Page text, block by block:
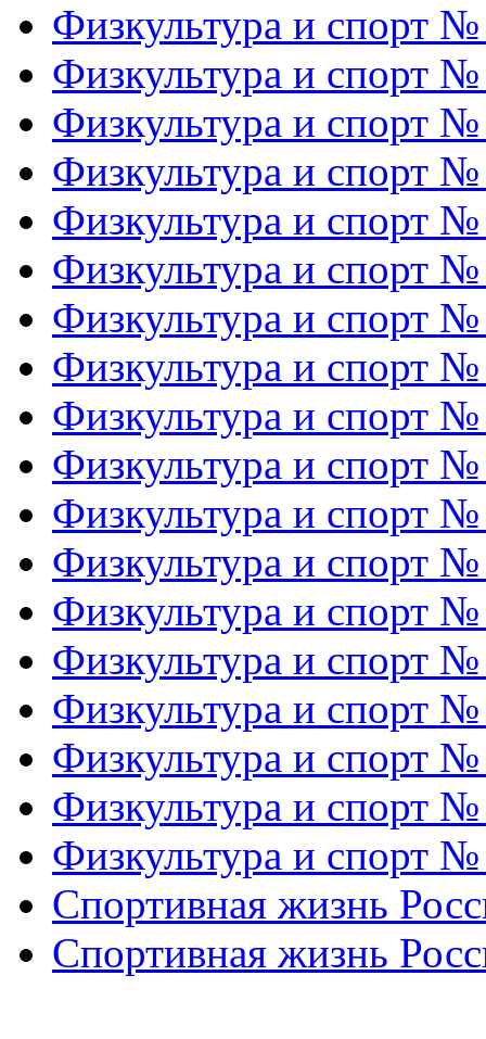
Физкультура и спорт
Физкультура и спорт
Физкультура и спорт
Физкультура и спорт
Физкультура и спорт
Физкультура и спорт
Физкультура и спорт
Физкультура и спорт
Физкультура и спорт
Физкультура и спорт
Физкультура и спорт
Физкультура и спорт
Физкультура и спорт
Физкультура и спорт
Физкультура и спорт
Физкультура и спорт
Физкультура и спорт
Физкультура и спорт
Спортивная жизнь
Спортивная жизнь